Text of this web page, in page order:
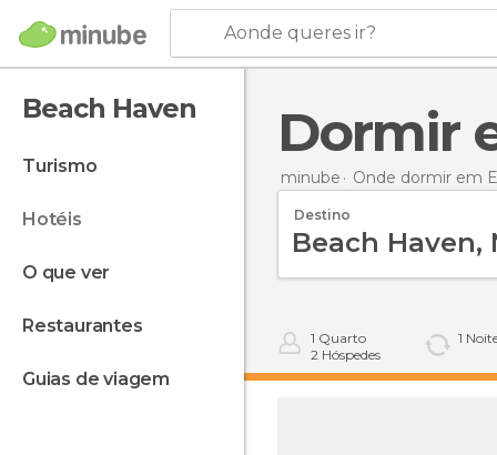
Aonde queres ir?
Beach Haven
turismo
hotéis
o que ver
restaurantes
guias de viagem
minube Onde dormir em
Destino
1 Quarto
2 Hóspedes
1